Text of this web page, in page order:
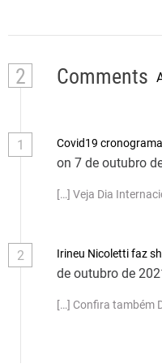
2 Comments
1 Covid19
on 7 de outubro
[…] Veja Dia
2 Irineu Nicoletti faz
de outubro de
[…] Confira também